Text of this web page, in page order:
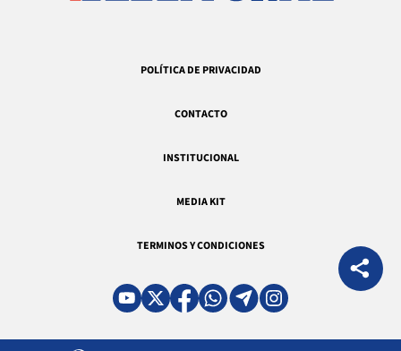
POLÍTICA DE PRIVACIDAD
CONTACTO
INSTITUCIONAL
MEDIA KIT
TERMINOS Y CONDICIONES